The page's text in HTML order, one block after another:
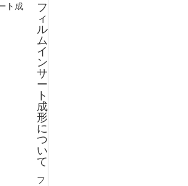
フ
ィ
ル
ム
イ
ン
サ
ー
ト
成
形
に
つ
い
て
フ